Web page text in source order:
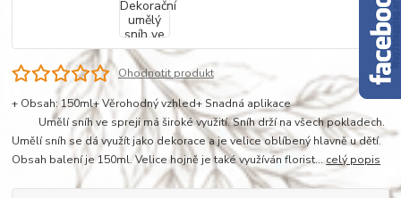
Ohodnotit produkt
+ Obsah: 150ml+ Věrohodný vzhled+ Snadná aplikace
Umělí sníh ve spreji má široké využití. Sníh drží na všech pokladech.
Umělí sníh se dá využít jako dekorace a je velice oblíbený hlavně u dětí.
Obsah balení je 150ml. Velice hojně je také využíván florist...celý popis